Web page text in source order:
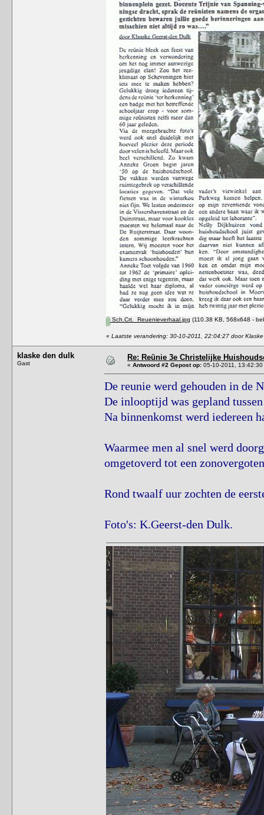
Sch.Crt._Reuenieverhaal.jpg (110.38 KB, 568x648 -
« Laatste verandering: 30-10-2011, 22:04:27 door
klaske den dulk
Gast
Re: Reünie 3e Christelijke
« Antwoord #2 Gepost op: 05-10-2011, 13:42:30
De reunie werd gehouden in de
De inlooptijd was gepland
Na binnenkomst werd iedereen
Waarmee men al snel werd
omgetoverd tot een
Rond twaalf uur zochten de
Foto's: K.Geerst-den Dulk.